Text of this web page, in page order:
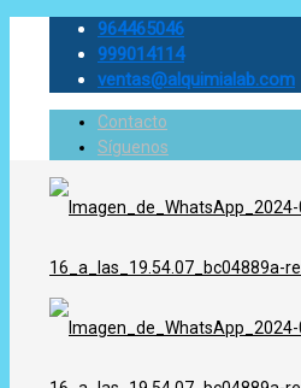
964465046
999014114
ventas@alquimialab.com
Contacto
Síguenos